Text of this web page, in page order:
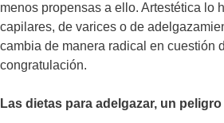
menos propensas a ello. Artestética lo
capilares, de varices o de
cambia de manera radical en cuestión
congratulación.
Las dietas para adelgazar, un peligro